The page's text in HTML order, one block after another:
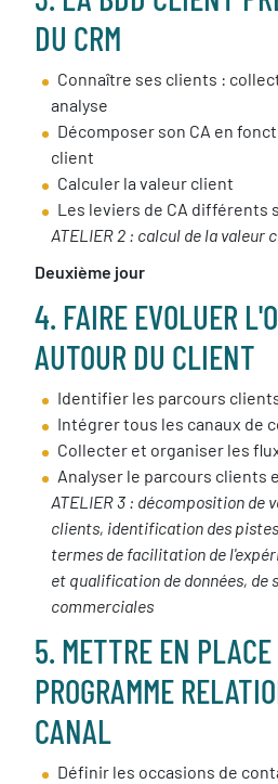
DU CRM
Connaître ses clients :
analyse
Décomposer son CA en
client
Calculer la valeur client
Les leviers de CA différents
ATELIER 2 : calcul de la valeur
Deuxième jour
4. FAIRE EVOLUER
AUTOUR DU CLIENT
Identifier les parcours
Intégrer tous les canaux de
Collecter et organiser les
Analyser le parcours clients
ATELIER 3 : décomposition de
clients, identification des
termes de facilitation de
et qualification de données, de
commerciales
5. METTRE EN
PROGRAMME
CANAL
Définir les occasions de